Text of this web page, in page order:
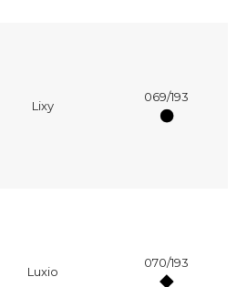
Lixy
069/193
Luxio
070/193